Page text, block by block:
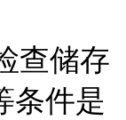
查储存
条件是